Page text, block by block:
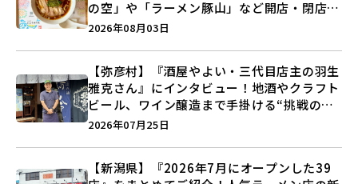
の空」や「ラーメン豚山」など開店・閉店の
注目記事をランキングでご紹介♪
2026年08月03日
【弥彦村】『酒屋やよい・三代目店主の羽生
雅克さん』にインタビュー！地酒やクラフト
ビール、ワイン醸造まで手掛ける“挑戦の歴
史”に迫る♪
2026年07月25日
【新潟県】『2026年7月にオープンした39